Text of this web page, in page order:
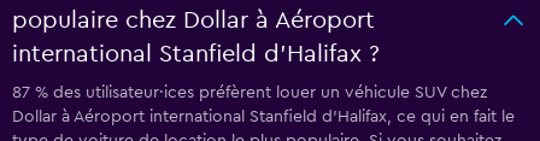
populaire chez Dollar à Aéroport
international Stanfield d'Halifax ?
87 % des utilisateur·ices préfèrent louer un véhicule SUV chez
Dollar à Aéroport international Stanfield d'Halifax, ce qui en fait le